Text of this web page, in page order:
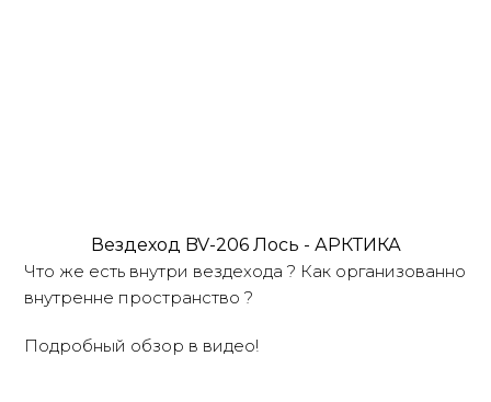
Вездеход BV-206 Лось - АРКТИКА
Что же есть внутри вездехода ? Как организованно
внутренне пространство ?
Подробный обзор в видео!